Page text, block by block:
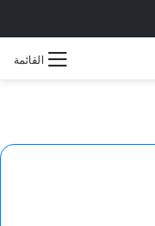
القائمة